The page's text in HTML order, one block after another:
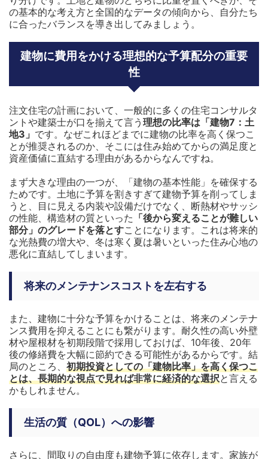
の基本的な考え方と全国的なデータの傾向から、自分たち
に合ったバランスを導き出してみましょう。
建物に費用をかける理想的な予算配分の重要
性
注文住宅の計画において、一般的に多くの住宅コンサルタ
ントや建築士が口を揃えて言う 理想の比率は「建物7：土
地3」 です。なぜこれほどまでに建物の比率を高く保つこ
とが推奨されるのか、そこには住み始めてからの満足度と
資産価値に直結する理由があるからなんですね。
まず大きな理由の一つが、「建物の基本性能」を確保する
ためです。土地に予算を割きすぎて建物予算を削ってしま
うと、目に見える内装や設備だけでなく、断熱材やサッシ
の性能、構造材の質といった 「後から変えることが難しい
部分」のグレードを落とすことになります。これは将来的
な光熱費の増大や、冬は寒く夏は暑いといった住み心地の
悪化に直結してしまいます。
将来のメンテナンスコストを左右する
また、建物に十分な予算をかけることは、将来のメンテナ
ンス費用を抑えることにも繋がります。耐久性の高い外壁
材や屋根材を初期段階で採用しておけば、10年後、20年
後の修繕費を大幅に節約できる可能性があるからです。結
局のところ、 初期投資としての「建物比率」を高く保つこ
とは、長期的な視点で見れば非常に経済的な選択と言える
かもしれません。
生活の質（QOL）への影響
さらに、間取りの自由度も建物予算に依存します。家族が